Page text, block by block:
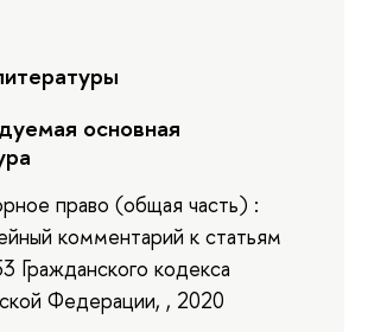
основная
право (общая часть) :
комментарий к статьям
Гражданского кодекса
Федерации, , 2020